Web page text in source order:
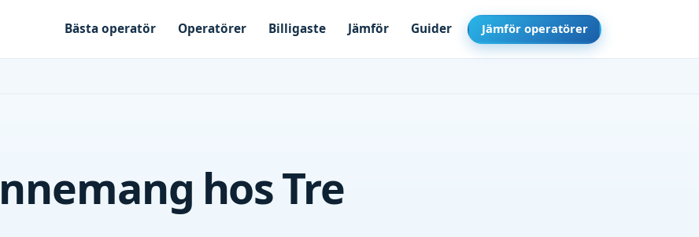
Bästa operatör Operatörer Billigaste Jämför Guider Jämför operatörer
hos Tre